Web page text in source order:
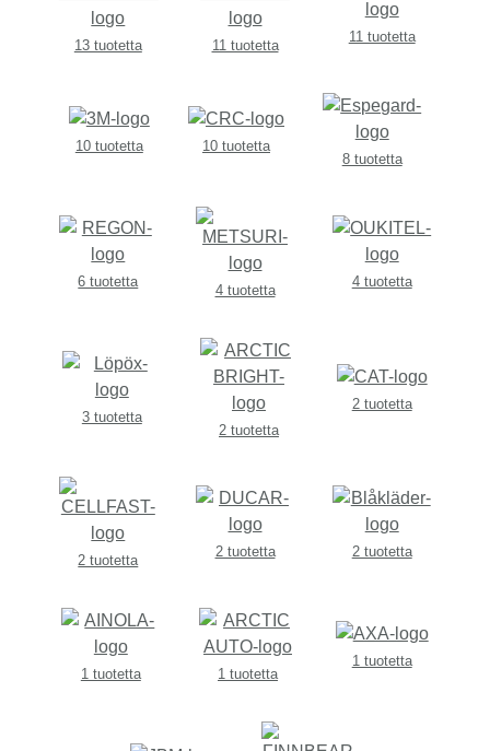
13 tuotetta 11 tuotetta
11 tuotetta
10 tuotetta
10 tuotetta
8 tuotetta
6 tuotetta
4 tuotetta
4 tuotetta
3 tuotetta
2 tuotetta
2 tuotetta
2 tuotetta
2 tuotetta 2 tuotetta
1 tuotetta 1 tuotetta
1 tuotetta